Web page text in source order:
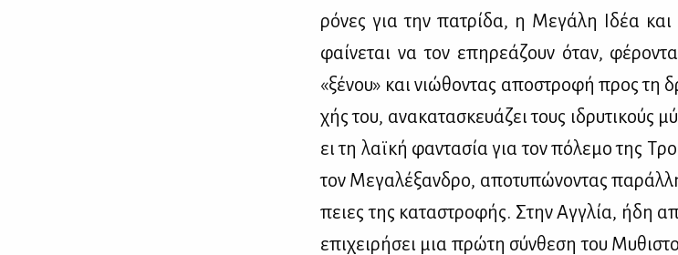
ρό­νες για την πα­τρί­δα, η Με­γά­λη Ιδέα και
φαί­νε­ται να τον επη­ρε­ά­ζουν όταν,
«ξέ­νου» και νιώ­θο­ντας απο­στρο­φή προς τη
χής του, ανα­κα­τα­σκευά­ζει τους ιδρυ­τι­κούς
ει τη λαϊ­κή φα­ντα­σία για τον πό­λε­μο της
τον Με­γα­λέ­ξαν­δρο, απο­τυ­πώ­νο­ντας
πειες της κα­τα­στρο­φής. Στην Αγ­γλία, ήδη
επι­χει­ρή­σει μια πρώ­τη σύν­θε­ση του